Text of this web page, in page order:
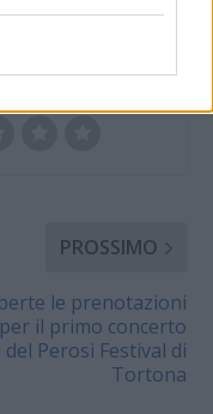
PROSSIMO
le prenotazioni
per il primo concerto
del Perosi Festival di
Tortona